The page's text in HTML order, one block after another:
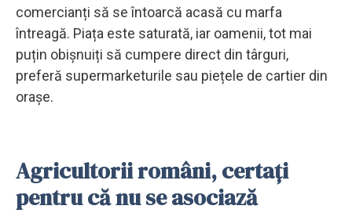
comercianți să se întoarcă acasă cu marfa
întreagă. Piața este saturată, iar oamenii, tot mai
puțin obișnuiți să cumpere direct din târguri,
preferă supermarketurile sau piețele de cartier din
orașe.
Agricultorii români, certați
pentru că nu se asociază